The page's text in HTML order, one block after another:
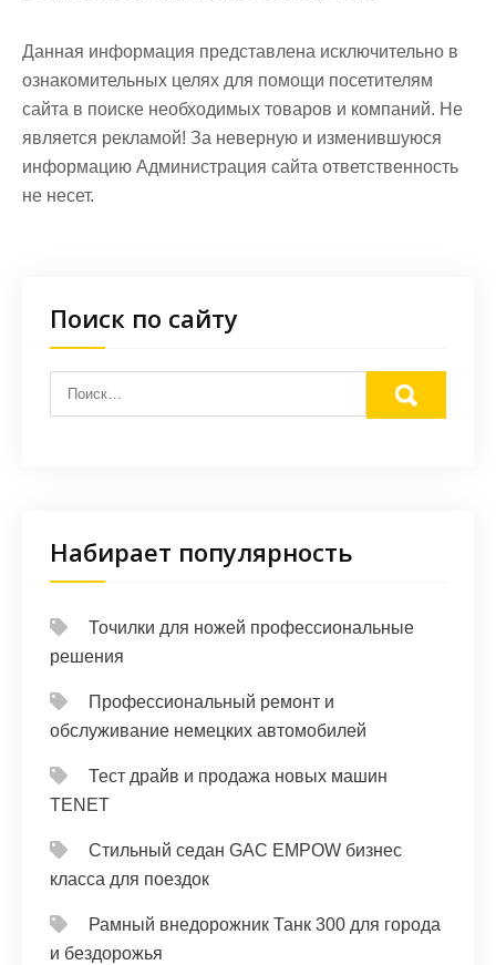
Данная информация представлена исключительно в
ознакомительных целях для помощи посетителям
сайта в поиске необходимых товаров и компаний. Не
является рекламой! За неверную и изменившуюся
информацию Администрация сайта ответственность
не несет.
Поиск по сайту
Набирает популярность
Точилки для ножей профессиональные
решения
Профессиональный ремонт и
обслуживание немецких автомобилей
Тест драйв и продажа новых машин
TENET
Стильный седан GAC EMPOW бизнес
класса для поездок
Рамный внедорожник Танк 300 для города
и бездорожья